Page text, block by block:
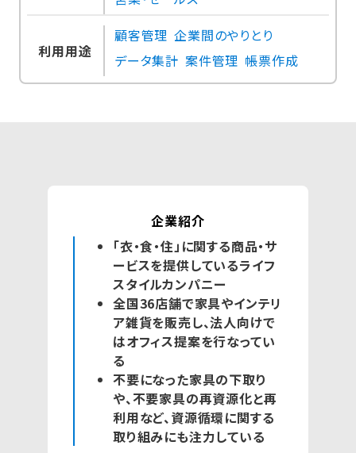
利用用途
顧客管理 企業間のやりとり
データ集計 案件管理 帳票作成
企業紹介
「衣・食・住」に関する商品・サ
ービスを提供しているライフ
スタイルカンパニー
全国36店舗で家具やインテリ
ア雑貨を販売し、法人向けで
はオフィス提案を行なってい
る
不要になった家具の下取り
や、不要家具の再資源化と再
利用など、資源循環に関する
取り組みにも注力している